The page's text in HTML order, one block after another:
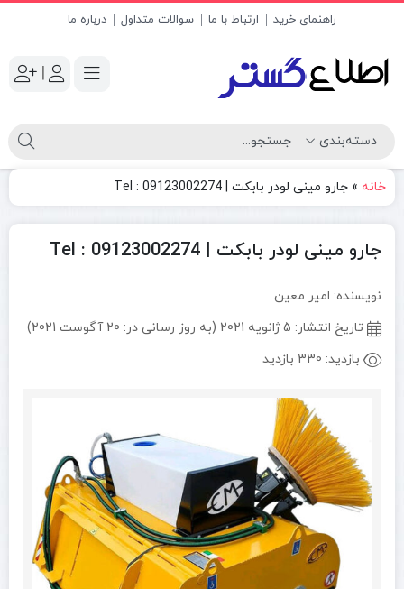
راهنمای خرید ارتباط با ما سوالات متداول درباره ما
|
خانه » جارو مینی لودر بابکت | Tel : 09123002274
جارو مینی لودر بابکت | Tel : 09123002274
نویسنده: امیر معین
تاریخ انتشار: 5 ژانویه 2021 (به روز رسانی در: 20 آگوست 2021)
بازدید: 330 بازدید